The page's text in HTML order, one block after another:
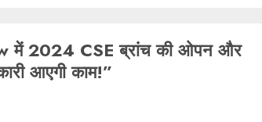
में 2024 CSE ब्रांच की ओपन और
आएगी काम!”